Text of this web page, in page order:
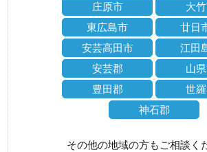
庄原市
大
東広島市
廿日
安芸高田市
江田
安芸郡
山
豊田郡
世
神石郡
その他の地域の方もご相談く